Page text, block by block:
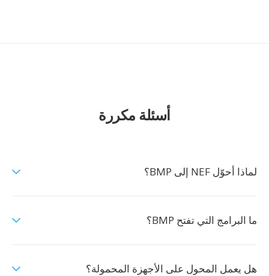
أسئلة مكررة
لماذا أحوّل NEF إلى BMP؟
ما البرامج التي تفتح BMP؟
هل يعمل المحول على الأجهزة المحمولة؟